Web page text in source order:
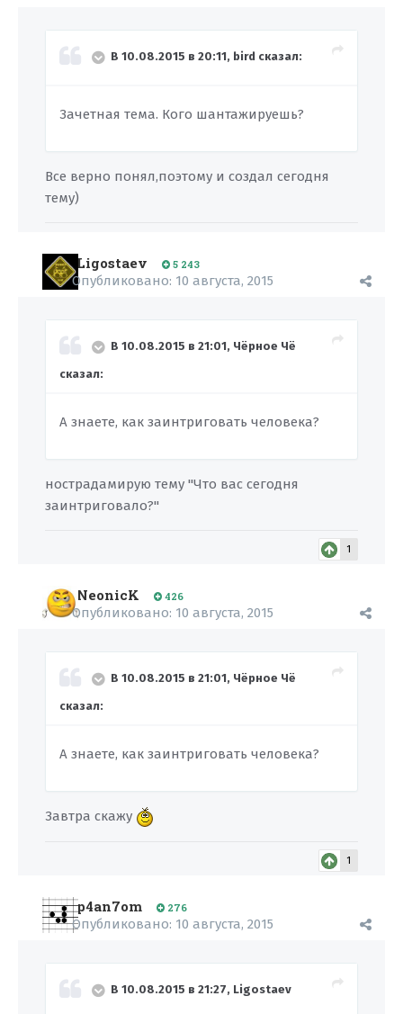
В 10.08.2015 в 20:11, bird сказал:
Зачетная тема. Кого шантажируешь?
Все верно понял,поэтому и создал сегодня
тему)
Ligostaev 5 243
Опубликовано: 10 августа, 2015
В 10.08.2015 в 21:01, Чёрное Чё
сказал:
А знаете, как заинтриговать человека?
нострадамирую тему "Что вас сегодня
заинтриговало?"
1
NeonicK 426
Опубликовано: 10 августа, 2015
В 10.08.2015 в 21:01, Чёрное Чё
сказал:
А знаете, как заинтриговать человека?
Завтра скажу
1
p4an7om 276
Опубликовано: 10 августа, 2015
В 10.08.2015 в 21:27, Ligostaev